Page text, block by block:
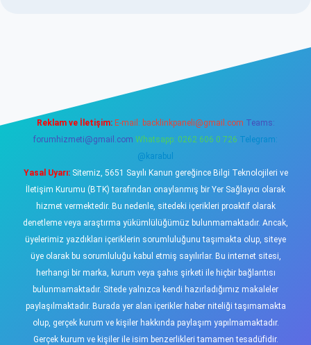
Reklam ve İletişim: E-mail: backlinkpaneli@gmail.com Teams:
forumhizmeti@gmail.com Whatsapp: 0262 606 0 726 Telegram:
@karabul
Yasal Uyarı:Sitemiz, 5651 Sayılı Kanun gereğince Bilgi Teknolojileri ve
İletişim Kurumu (BTK) tarafından onaylanmış bir Yer Sağlayıcı olarak
hizmet vermektedir. Bu nedenle, sitedeki içerikleri proaktif olarak
denetleme veya araştırma yükümlülüğümüz bulunmamaktadır. Ancak,
üyelerimiz yazdıkları içeriklerin sorumluluğunu taşımakta olup, siteye
üye olarak bu sorumluluğu kabul etmiş sayılırlar. Bu internet sitesi,
herhangi bir marka, kurum veya şahıs şirketi ile hiçbir bağlantısı
bulunmamaktadır. Sitede yalnızca kendi hazırladığımız makaleler
paylaşılmaktadır. Burada yer alan içerikler haber niteliği taşımamakta
olup, gerçek kurum ve kişiler hakkında paylaşım yapılmamaktadır.
Gerçek kurum ve kişiler ile isim benzerlikleri tamamen tesadüfidir.